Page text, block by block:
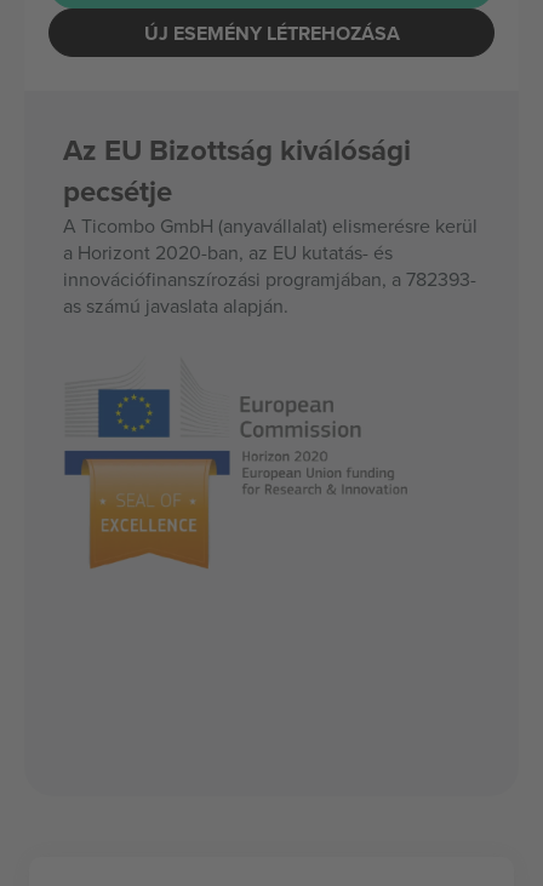
ÚJ ESEMÉNY LÉTREHOZÁSA
Az EU Bizottság kiválósági
pecsétje
A Ticombo GmbH (anyavállalat) elismerésre kerül
a Horizont 2020-ban, az EU kutatás- és
innovációfinanszírozási programjában, a 782393-
as számú javaslata alapján.